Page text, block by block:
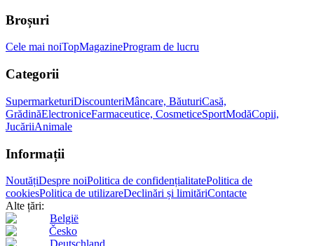
Broșuri
Cele mai noiTopMagazineProgram de lucru
Categorii
SupermarketuriDiscounteriMâncare, BăuturiCasă,
GrădinăElectroniceFarmaceutice, CosmeticeSportModăCopii,
JucăriiAnimale
Informații
NoutățiDespre noiPolitica de confidențialitatePolitica de
cookiesPolitica de utilizareDeclinări și limităriContacte
Alte țări:
België
Česko